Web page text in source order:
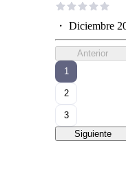
・ Diciembre
Anterior
1
2
3
Siguiente